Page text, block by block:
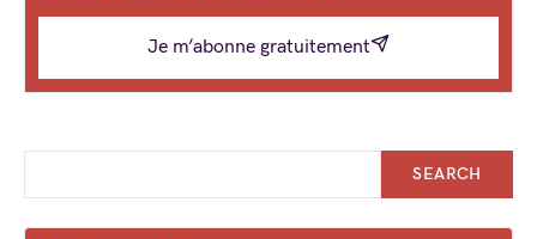
Je m’abonne gratuitement
SEARCH